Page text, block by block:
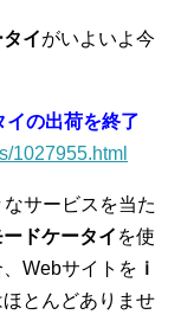
タイがいよいよ今
イの出荷を終了
1027955.html
サービスを当た
ードケータイ を使
Webサイトを ｉ
とんどありませ